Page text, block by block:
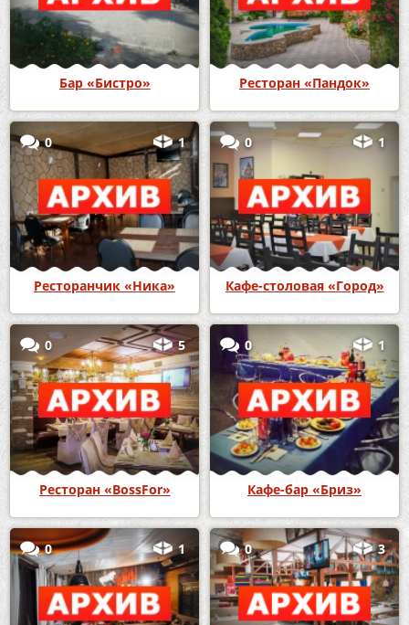
Бар «Бистро» Ресторан «Пандок»
0 1
Ресторанчик «Ника»
0 1
Кафе-столовая «Город»
0 5
Ресторан «BossFor»
0 1
Кафе-бар «Бриз»
0 1 0 3